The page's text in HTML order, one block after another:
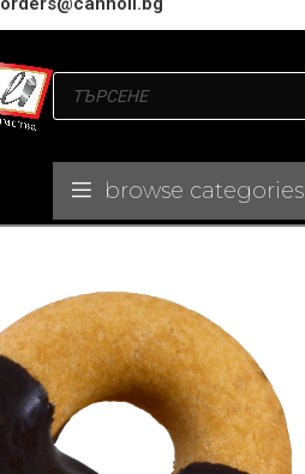
browse categories